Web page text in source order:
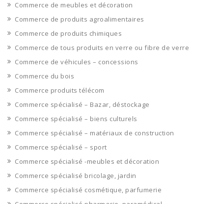
Commerce de meubles et décoration
Commerce de produits agroalimentaires
Commerce de produits chimiques
Commerce de tous produits en verre ou fibre de verre
Commerce de véhicules – concessions
Commerce du bois
Commerce produits télécom
Commerce spécialisé – Bazar, déstockage
Commerce spécialisé – biens culturels
Commerce spécialisé – matériaux de construction
Commerce spécialisé – sport
Commerce spécialisé -meubles et décoration
Commerce spécialisé bricolage, jardin
Commerce spécialisé cosmétique, parfumerie